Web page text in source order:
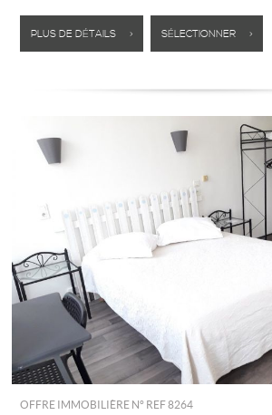
PLUS DE DÉTAILS > SÉLECTIONNER >
OFFRE IMMOBILIÈRE N° REF 8264